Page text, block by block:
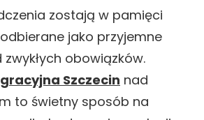
zostają w pamięci
jako przyjemne
obowiązków.
Szczecin nad
to świetny sposób na